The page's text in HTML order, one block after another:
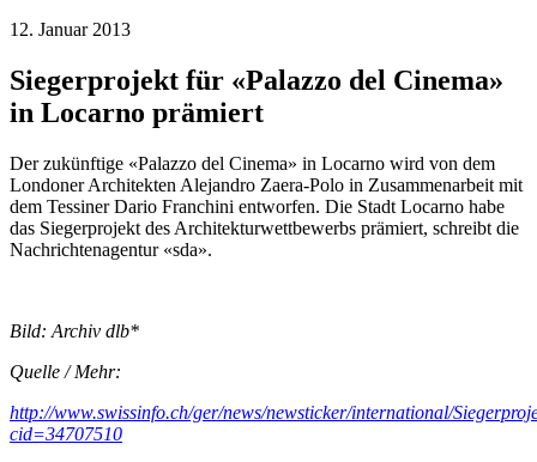
12. Januar 2013
Siegerprojekt für «Palazzo del Cinema»
in Locarno prämiert
Der zukünftige «Palazzo del Cinema» in Locarno wird von dem
Londoner Architekten Alejandro Zaera-Polo in Zusammenarbeit mit
dem Tessiner Dario Franchini entworfen. Die Stadt Locarno habe
das Siegerprojekt des Architekturwettbewerbs prämiert, schreibt die
Nachrichtenagentur «sda».
Bild: Archiv dlb*
Quelle / Mehr:
http://www.swissinfo.ch/ger/news/newsticker/international/
cid=34707510